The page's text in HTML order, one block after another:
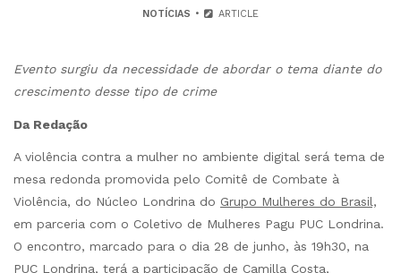
NOTÍCIAS ARTICLE
Evento surgiu da necessidade de abordar o tema diante do
crescimento desse tipo de crime
Da Redação
A violência contra a mulher no ambiente digital será tema de
mesa redonda promovida pelo Comitê de Combate à
Violência, do Núcleo Londrina do Grupo Mulheres do Brasil,
em parceria com o Coletivo de Mulheres Pagu PUC Londrina.
O encontro, marcado para o dia 28 de junho, às 19h30, na
PUC Londrina, terá a participação de Camilla Costa,